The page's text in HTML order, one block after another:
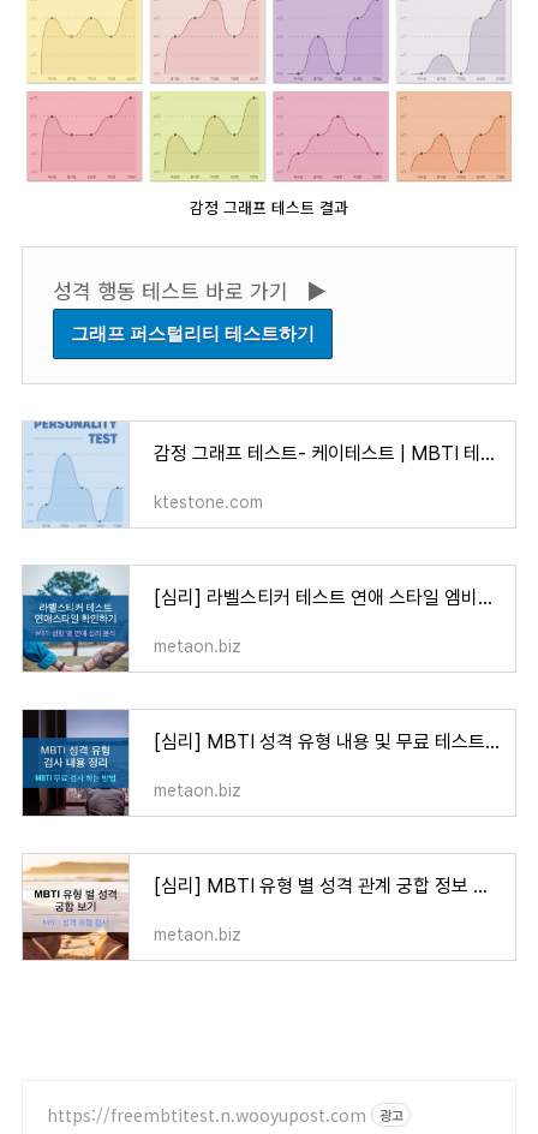
감정 그래프 테스트 결과
성격 행동 테스트 바로 가기 ▶︎
그래프 퍼스털리티 테스트하기
감정 그래프 테스트- 케이테스트 | MBTI 테스트 검사
ktestone.com
[심리] 라벨스티커 테스트 연애 스타일 엠비티아이(MBTI) 매칭하기
metaon.biz
[심리] MBTI 성격 유형 내용 및 무료 테스트 하는 방법
metaon.biz
[심리] MBTI 유형 별 성격 관계 궁합 정보 공유
metaon.biz
https://freembtitest.n.wooyupost.com 광고